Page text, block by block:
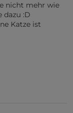
nicht mehr wie
dazu :D
Katze ist